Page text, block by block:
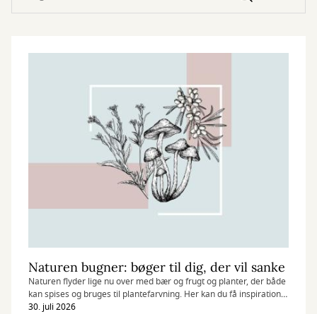
Naturen bugner: bøger til dig, der vil sanke
Naturen flyder lige nu over med bær og frugt og planter, der både
kan spises og bruges til plantefarvning. Her kan du få inspiration
til, hvad du kan samle i sensommeren.
30. juli 2026